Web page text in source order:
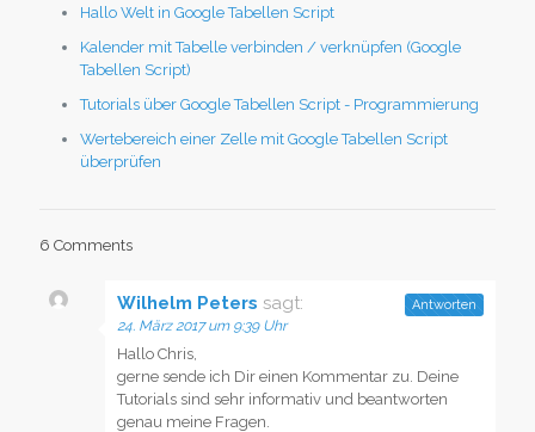
Hallo Welt in Google Tabellen Script
Kalender mit Tabelle verbinden / verknüpfen (Google
Tabellen Script)
Tutorials über Google Tabellen Script - Programmierung
Wertebereich einer Zelle mit Google Tabellen Script
überprüfen
6 Comments
Wilhelm Peters sagt:
24. März 2017 um 9:39 Uhr
Hallo Chris,
gerne sende ich Dir einen Kommentar zu. Deine
Tutorials sind sehr informativ und beantworten
genau meine Fragen.
Antworten